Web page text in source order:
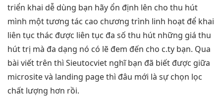
triển khai dễ dùng bạn hãy ổn định lên cho thu hút
mình mộttương tác cao chương trình linh hoạt để khai
liên tục thác được liên tục đa số thu hút những giá thu
húttrị mà đa dạng nó có lẽ đem đến cho c.ty bạn. Qua
bài viết trên thì Sieutocviet nghĩ bạn đã biết được giữa
microsite và landing page thì đâu mới là sự chọn lọc
chất lượng hơn rồi.